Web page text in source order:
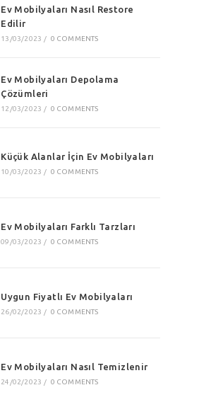
Ev Mobilyaları Nasıl Restore
Edilir
13/03/2023 / 0 COMMENTS
Ev Mobilyaları Depolama
Çözümleri
12/03/2023 / 0 COMMENTS
Küçük Alanlar İçin Ev Mobilyaları
10/03/2023 / 0 COMMENTS
Ev Mobilyaları Farklı Tarzları
09/03/2023 / 0 COMMENTS
Uygun Fiyatlı Ev Mobilyaları
26/02/2023 / 0 COMMENTS
Ev Mobilyaları Nasıl Temizlenir
24/02/2023 / 0 COMMENTS